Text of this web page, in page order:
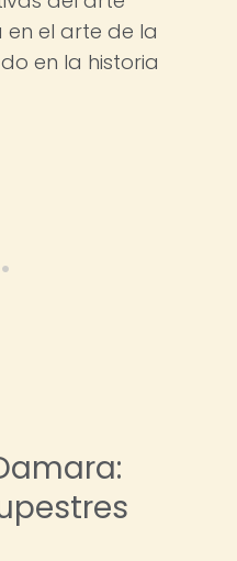
en el arte de la
en la historia